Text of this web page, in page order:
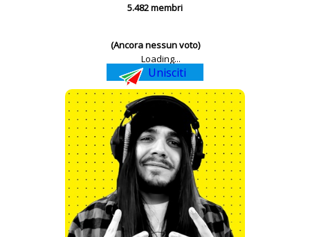
5.482 membri
(Ancora nessun voto)
Loading...
Unisciti